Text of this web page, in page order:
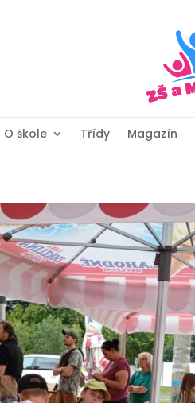
O škole Třídy Magazín